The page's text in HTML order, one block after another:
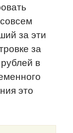
за эти
за
в
это